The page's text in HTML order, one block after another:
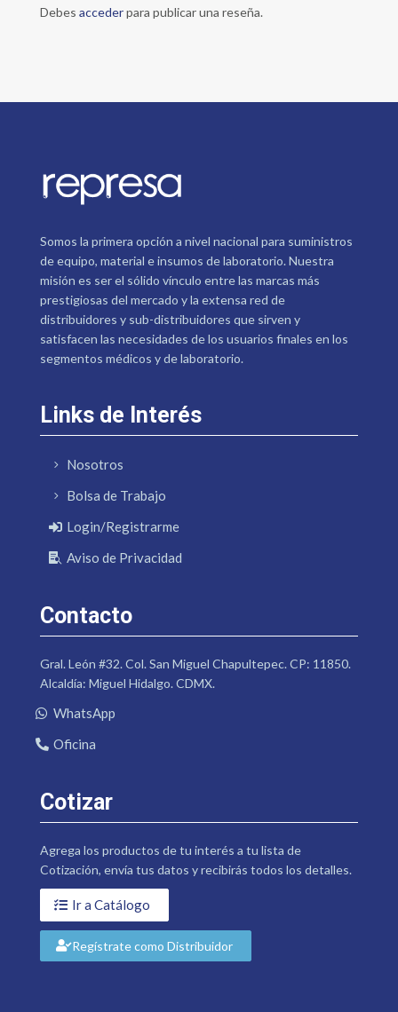
Debes accederpara publicar una reseña.
Somos la primera opción a nivel nacional para suministros
de equipo, material e insumos de laboratorio. Nuestra
misión es ser el sólido vínculo entre las marcas más
prestigiosas del mercado y la extensa red de
distribuidores y sub-distribuidores que sirven y
satisfacen las necesidades de los usuarios finales en los
segmentos médicos y de laboratorio.
Links de Interés
Nosotros
Bolsa de Trabajo
Login/Registrarme
Aviso de Privacidad
Contacto
Gral. León #32. Col. San Miguel Chapultepec. CP: 11850.
Alcaldía: Miguel Hidalgo. CDMX.
WhatsApp
Oficina
Cotizar
Agrega los productos de tu interés a tu lista de
Cotización, envía tus datos y recibirás todos los detalles.
Ir a Catálogo
Regístrate como Distribuidor